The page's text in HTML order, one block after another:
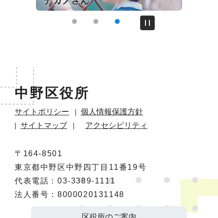
エ
リ
ア
こ
ま
中野区役所
サイトポリシー
個人情報保護方針
サイトマップ
アクセシビリティ
〒164-8501
東京都中野区中野四丁目11番19号
代表電話： 03-3389-1111
法人番号： 8000020131148